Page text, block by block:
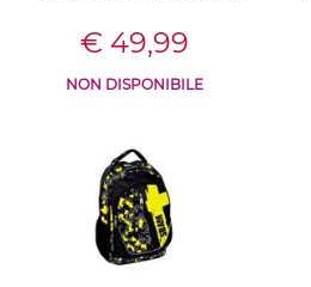
€ 49,99
NON DISPONIBILE